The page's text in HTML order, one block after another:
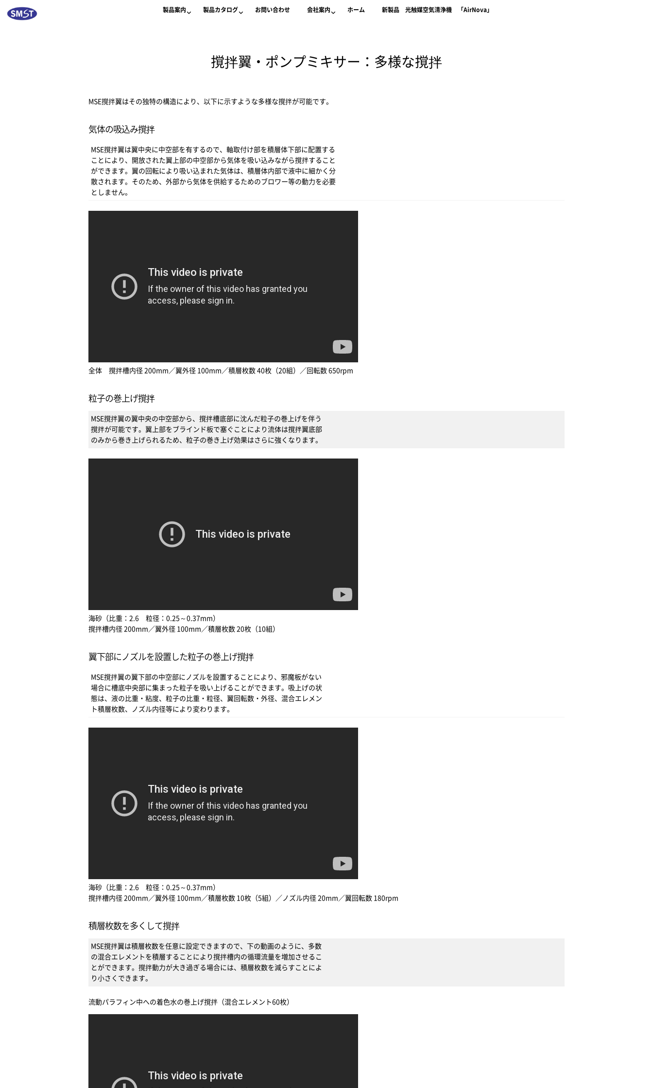
製品案内 製品カタログ お問い合わせ 会社案内 ホーム 新製品 光触媒空気清浄機 「AirNova」
撹拌翼・ポンプミキサー：多様な撹拌
MSE撹拌翼はその独特の構造により、以下に示すような多様な撹拌が可能です。
気体の吸込み撹拌
MSE撹拌翼は翼中央に中空部を有するので、軸取付け部を積層体下部に配置する
ことにより、開放された翼上部の中空部から気体を吸い込みながら撹拌すること
ができます。翼の回転により吸い込まれた気体は、積層体内部で液中に細かく分
散されます。そのため、外部から気体を供給するためのブロワー等の動力を必要
としません。
全体 撹拌槽内径 200mm／翼外径 100mm／積層枚数 40枚（20組）／回転数 650rpm
粒子の巻上げ撹拌
MSE撹拌翼の翼中央の中空部から、撹拌槽底部に沈んだ粒子の巻上げを伴う
撹拌が可能です。翼上部をブラインド板で塞ぐことにより流体は撹拌翼底部
のみから巻き上げられるため、粒子の巻き上げ効果はさらに強くなります。
海砂（比重：2.6 粒径：0.25～0.37mm）
撹拌槽内径 200mm／翼外径 100mm／積層枚数 20枚（10組）
翼下部にノズルを設置した粒子の巻上げ撹拌
MSE撹拌翼の翼下部の中空部にノズルを設置することにより、邪魔板がない
場合に槽底中央部に集まった粒子を吸い上げることができます。吸上げの状
態は、液の比重・粘度、粒子の比重・粒径、翼回転数・外径、混合エレメン
ト積層枚数、ノズル内径等により変わります。
海砂（比重：2.6 粒径：0.25～0.37mm）
撹拌槽内径 200mm／翼外径 100mm／積層枚数 10枚（5組）／ノズル内径 20mm／翼回転数 180rpm
積層枚数を多くして撹拌
MSE撹拌翼は積層枚数を任意に設定できますので、下の動画のように、多数
の混合エレメントを積層することにより撹拌槽内の循環流量を増加させるこ
とができます。撹拌動力が大き過ぎる場合には、積層枚数を減らすことによ
り小さくできます。
流動パラフィン中への着色水の巻上げ撹拌（混合エレメント60枚）